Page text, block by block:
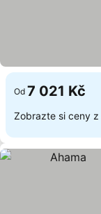
Od 7 021 Kč
Zobrazte si ceny z